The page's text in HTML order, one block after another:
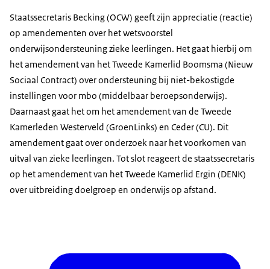
Staatssecretaris Becking (OCW) geeft zijn appreciatie (reactie)
op amendementen over het wetsvoorstel
onderwijsondersteuning zieke leerlingen. Het gaat hierbij om
het amendement van het Tweede Kamerlid Boomsma (Nieuw
Sociaal Contract) over ondersteuning bij niet-bekostigde
instellingen voor mbo (middelbaar beroepsonderwijs).
Daarnaast gaat het om het amendement van de Tweede
Kamerleden Westerveld (GroenLinks) en Ceder (CU). Dit
amendement gaat over onderzoek naar het voorkomen van
uitval van zieke leerlingen. Tot slot reageert de staatssecretaris
op het amendement van het Tweede Kamerlid Ergin (DENK)
over uitbreiding doelgroep en onderwijs op afstand.